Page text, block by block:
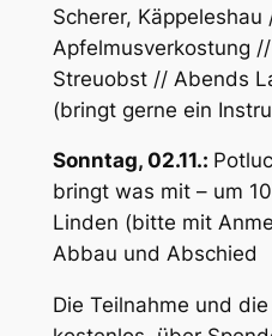
Scherer,
Apfelmusverkostung
Streuobst // Abends
(bringt gerne ein
Sonntag, 02.11.:
bringt was mit – um
Linden (bitte mit
Abbau und Abschied
Die Teilnahme und